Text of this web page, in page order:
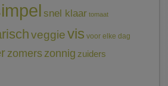
snel klaar tomaat
veggievis voor elke dag
zomerszonnig zuiders